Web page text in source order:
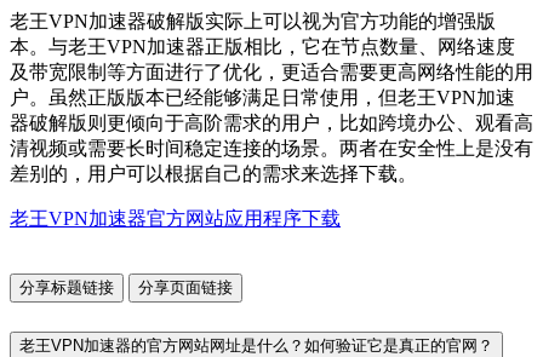
老王VPN加速器破解版实际上可以视为官方功能的增强版
本。与老王VPN加速器正版相比，它在节点数量、网络速度
及带宽限制等方面进行了优化，更适合需要更高网络性能的用
户。虽然正版版本已经能够满足日常使用，但老王VPN加速
器破解版则更倾向于高阶需求的用户，比如跨境办公、观看高
清视频或需要长时间稳定连接的场景。两者在安全性上是没有
差别的，用户可以根据自己的需求来选择下载。
老王VPN加速器官方网站应用程序下载
分享标题链接 分享页面链接
老王VPN加速器的官方网站网址是什么？如何验证它是真正的官网？